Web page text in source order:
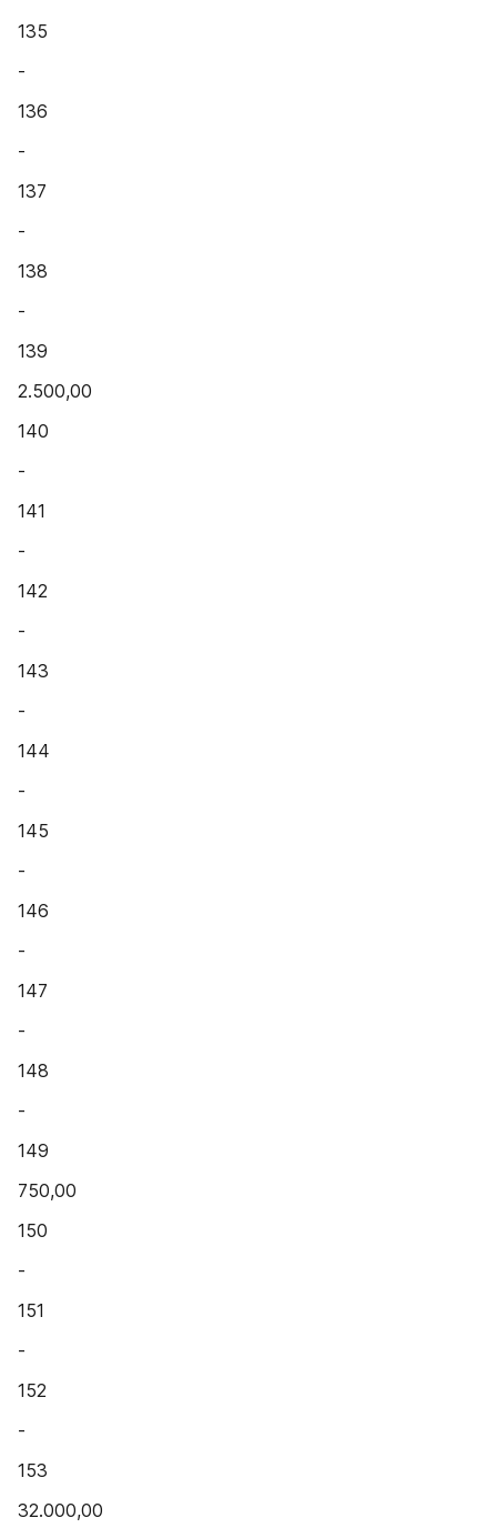
135
-
136
-
137
-
138
-
139
2.500,00
140
-
141
-
142
-
143
-
144
-
145
-
146
-
147
-
148
-
149
750,00
150
-
151
-
152
-
153
32.000,00